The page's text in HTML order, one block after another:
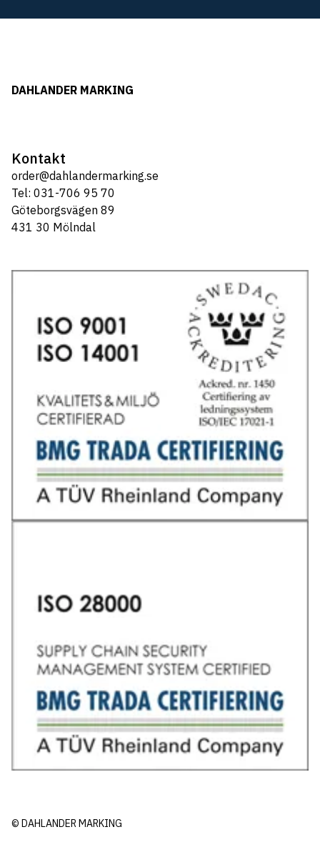
DAHLANDER MARKING
Kontakt
order@dahlandermarking.se
Tel: 031-706 95 70
Göteborgsvägen 89
431 30 Mölndal
© DAHLANDER MARKING